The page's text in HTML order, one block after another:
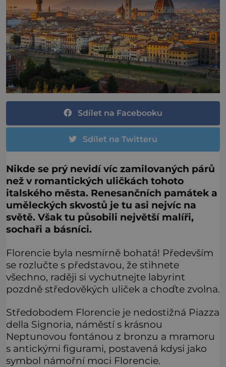
Sdílet na Facebooku
Sdílet na Twitteru
Nikde se prý nevidí víc zamilovaných párů
než v romantických uličkách tohoto
italského města. Renesančních památek a
uměleckých skvostů je tu asi nejvíc na
světě. Však tu působili největší malíři,
sochaři a básníci.
Florencie byla nesmírně bohatá! Především
se rozlučte s představou, že stihnete
všechno, raději si vychutnejte labyrint
pozdně středověkých uliček a choďte zvolna.
Středobodem Florencie je nedostižná Piazza
della Signoria, náměstí s krásnou
Neptunovou fontánou z bronzu a mramoru
s antickými figurami, postavená kdysi jako
symbol námořní moci Florencie.